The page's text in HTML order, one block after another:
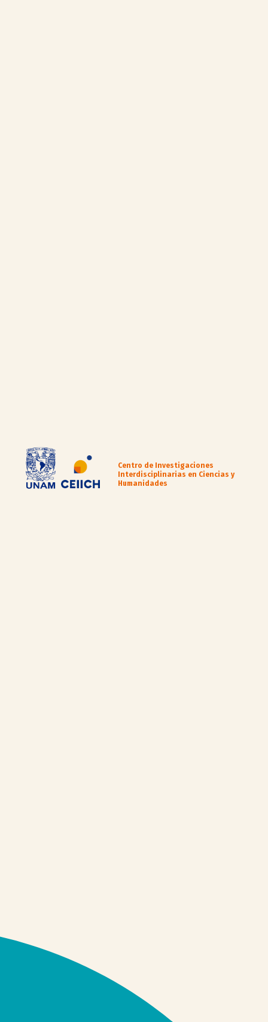
Centro de Investigaciones
Interdisciplinarias en Ciencias y
Humanidades